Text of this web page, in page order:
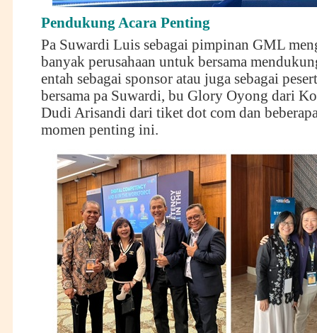
Pendukung Acara Penting
Pa Suwardi Luis sebagai pimpinan GML
banyak perusahaan untuk bersama
entah sebagai sponsor atau juga sebagai
bersama pa Suwardi, bu Glory Oyong dari
Dudi Arisandi dari tiket dot com dan
momen penting ini.